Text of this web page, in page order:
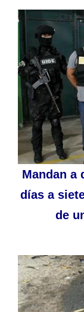
Mandan a
días a
de